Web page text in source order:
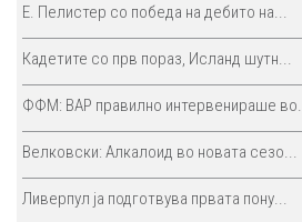
E. Пелистер со победа на дебито на...
Кадетите со прв пораз, Исланд шутн...
ФФМ: ВАР правилно интервенираше во...
Велковски: Алкалоид во новата сезо...
Ливерпул ја подготвува првата пону...